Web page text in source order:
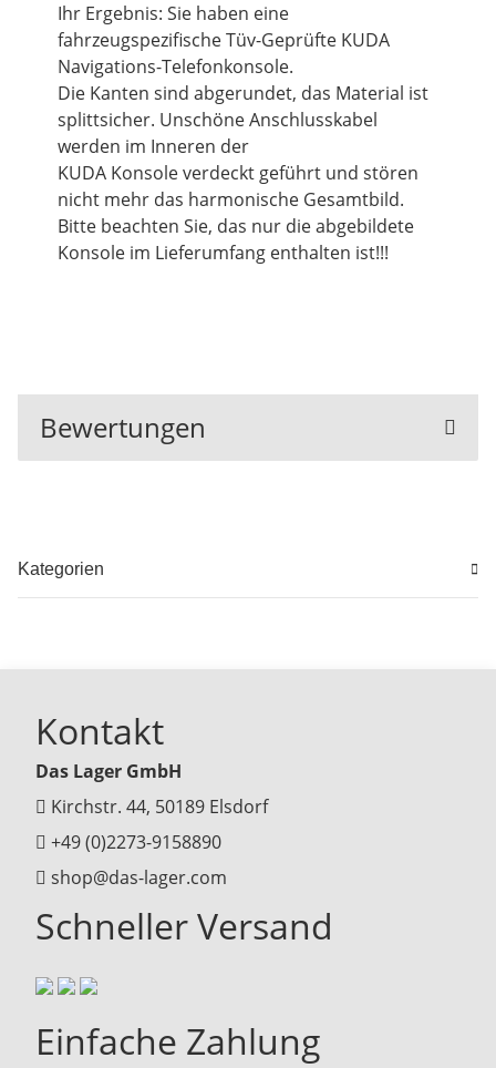
Ihr Ergebnis: Sie haben eine
fahrzeugspezifische Tüv-Geprüfte KUDA
Navigations-Telefonkonsole.
Die Kanten sind abgerundet, das Material ist
splittsicher. Unschöne Anschlusskabel
werden im Inneren der
KUDA Konsole verdeckt geführt und stören
nicht mehr das harmonische Gesamtbild.
Bitte beachten Sie, das nur die abgebildete
Konsole im Lieferumfang enthalten ist!!!
Bewertungen
Kategorien
Kontakt
Das Lager GmbH
Kirchstr. 44, 50189 Elsdorf
+49 (0)2273-9158890
shop@das-lager.com
Schneller Versand
Einfache Zahlung